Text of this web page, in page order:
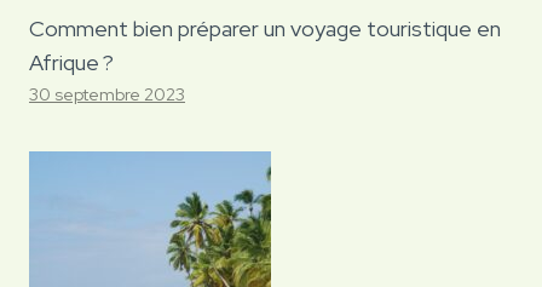
Comment bien préparer un voyage touristique en
Afrique ?
30 septembre 2023